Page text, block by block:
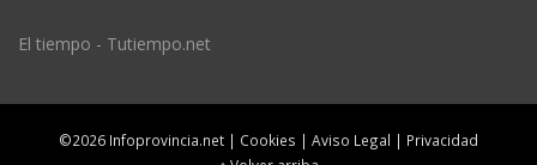
El tiempo - Tutiempo.net
©2026 Infoprovincia.net | Cookies | Aviso Legal | Privacidad